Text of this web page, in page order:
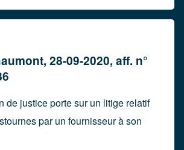
28-09-2020, aff. n°
de justice porte sur un litige relatif
par un fournisseur à son